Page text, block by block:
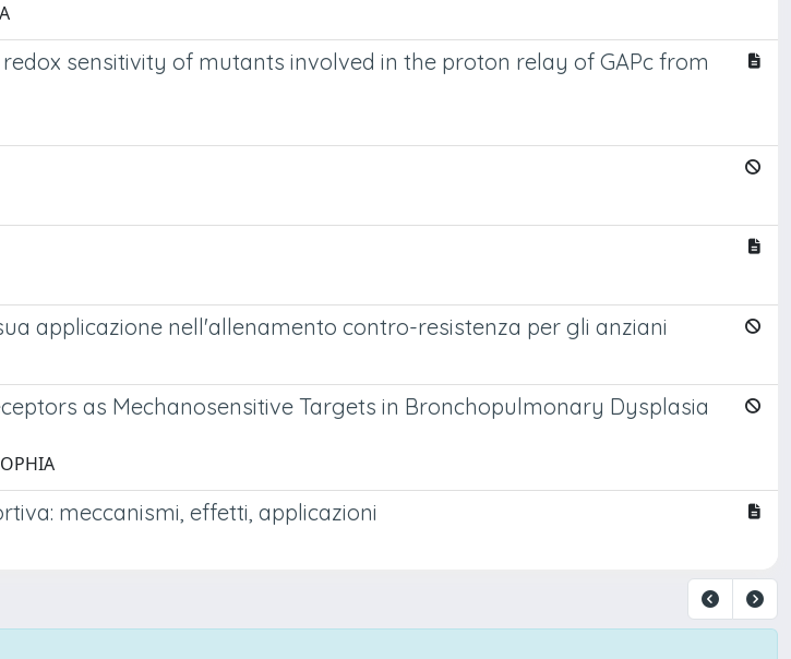
sensitivity of mutants involved in the proton relay of GAPc from
applicazione nell'allenamento contro-resistenza per gli anziani
as Mechanosensitive Targets in Bronchopulmonary Dysplasia
meccanismi, effetti, applicazioni